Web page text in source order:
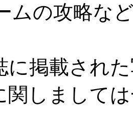
ムの攻略な
に掲載され
関しまして